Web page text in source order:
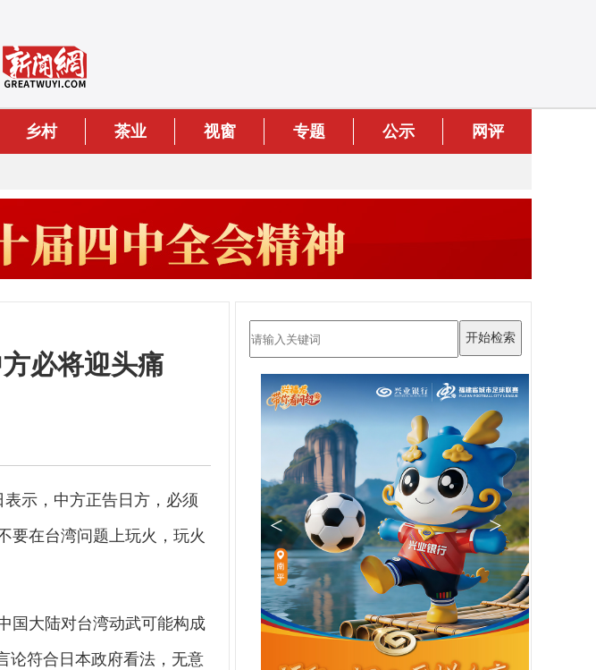
乡村 茶业 视窗 专题 公示 网评
必将迎头痛
示，中方正告日方，必须
要在台湾问题上玩火，玩火
国大陆对台湾动武可能构成
论符合日本政府看法，无意